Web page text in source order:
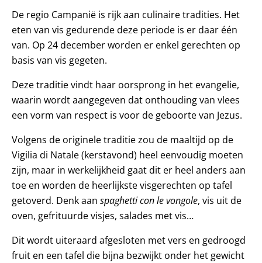
De regio Campanië is rijk aan culinaire tradities. Het
eten van vis gedurende deze periode is er daar één
van. Op 24 december worden er enkel gerechten op
basis van vis gegeten.
Deze traditie vindt haar oorsprong in het evangelie,
waarin wordt aangegeven dat onthouding van vlees
een vorm van respect is voor de geboorte van Jezus.
Volgens de originele traditie zou de maaltijd op de
Vigilia di Natale (kerstavond) heel eenvoudig moeten
zijn, maar in werkelijkheid gaat dit er heel anders aan
toe en worden de heerlijkste visgerechten op tafel
getoverd. Denk aan spaghetti con le vongole, vis uit de
oven, gefrituurde visjes, salades met vis…
Dit wordt uiteraard afgesloten met vers en gedroogd
fruit en een tafel die bijna bezwijkt onder het gewicht